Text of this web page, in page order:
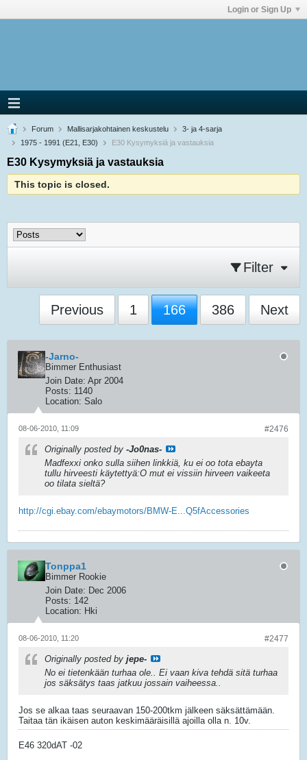
Login or Sign Up
Forum Mallisarjakohtainen keskustelu
3- ja 4-sarja
1975 - 1991 (E21, E30)
E30 Kysymyksiä ja vastauksia
E30 Kysymyksiä ja vastauksia
This topic is closed.
Filter
Previous 1 166 386 Next
-Jarno-
Bimmer Enthusiast
Join Date: Apr 2004
Posts: 1140
Location: Salo
#2476
08-06-2010, 11:09
Originally posted by -Jo0nas-
Madfexxi onko sulla siihen linkkiä, ku ei oo tota ebayta
tullu hirveesti käytettyä:O mut ei vissiin hirveen vaikeeta
oo tilata sieltä?
http://cgi.ebay.com/ebaymotors/BMW-E...Q5fAccessories
Tonppa1
Bimmer Rookie
Join Date: Dec 2006
Posts: 142
Location: Hki
#2477
08-06-2010, 11:20
Originally posted by jepe-
No ei tietenkään turhaa ole.. Ei vaan kiva tehdä sitä turhaa
jos säksätys taas jatkuu jossain vaiheessa..
Jos se alkaa taas seuraavan 150-200tkm jälkeen säksättämään.
Taitaa tän ikäisen auton keskimääräisillä ajoilla olla n. 10v.
E46 320dAT -02